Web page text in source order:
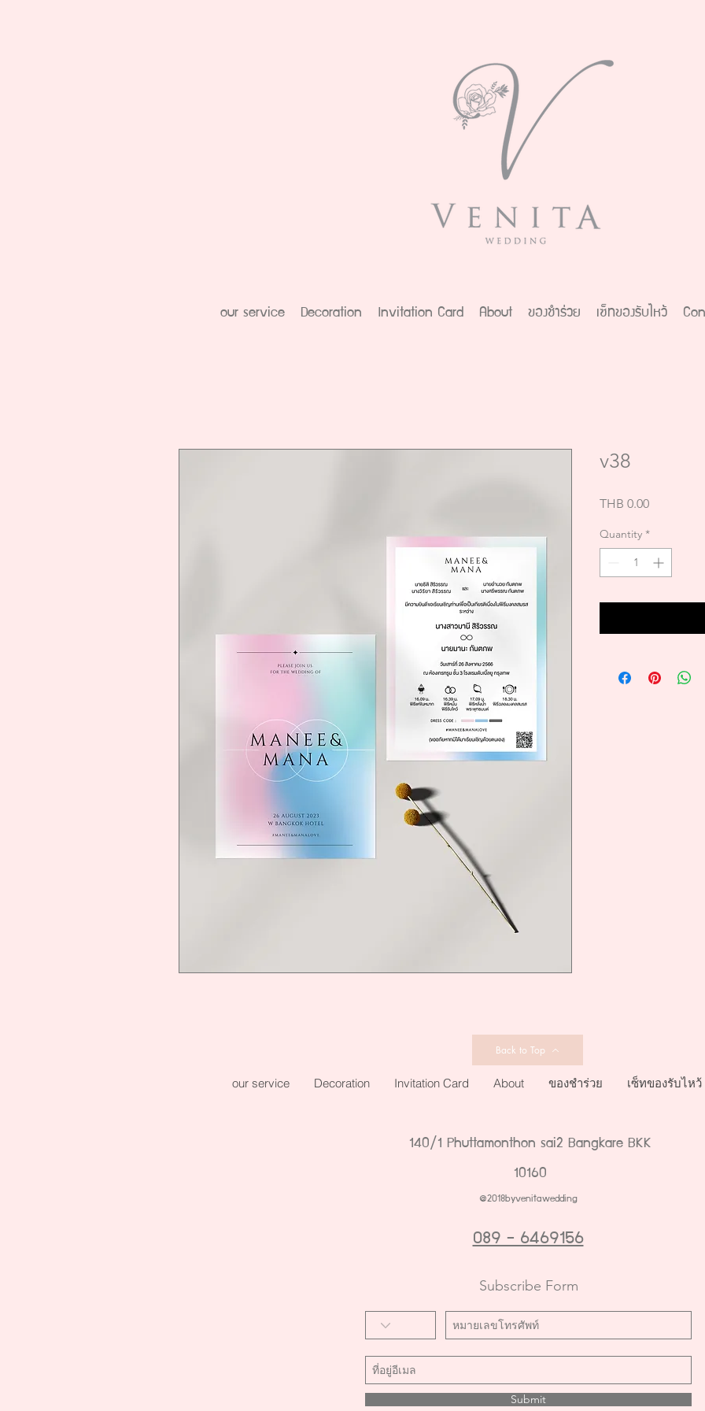
our service Decoration Invitation Card About ของชำร่วย เซ็ทของรับไหว้
v38
THB 0.00Price
Quantity *
Back to Top
our service Decoration Invitation Card About ของชำร่วย เซ็ทของรับไหว้
140/1 Phuttamonthon sai2 Bangkare BKK
10160
@2018byvenitawedding
089 - 6469156
Subscribe Form
Submit